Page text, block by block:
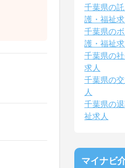
千葉県の
護・福祉求
千葉県の
護・福祉求
千葉県の
求人
千葉県の
人
千葉県の
祉求人
マイナビ